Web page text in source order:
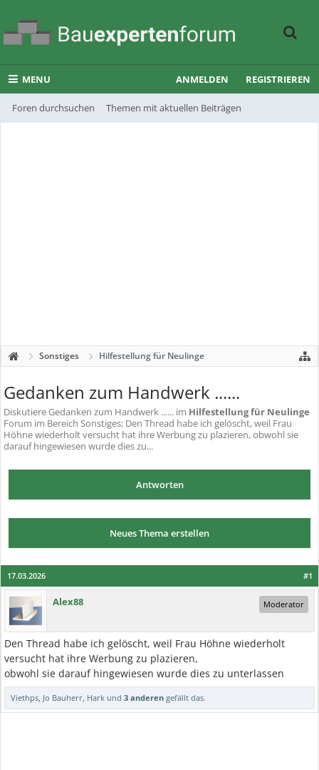
MENU
Foren durchsuchen Themen mit aktuellen Beiträgen
ANMELDEN REGISTRIEREN
Sonstiges Hilfestellung für Neulinge
Gedanken zum Handwerk ......
DiskutiereGedanken zum Handwerk ...... im Hilfestellung für Neulinge
Forum im Bereich Sonstiges; Den Thread habe ich gelöscht, weil Frau
Höhne wiederholt versucht hat ihre Werbung zu plazieren, obwohl sie
darauf hingewiesen wurde dies zu...
Antworten
Neues Thema erstellen
#1
17.03.2026
Alex88 Moderator
Den Thread habe ich gelöscht, weil Frau Höhne wiederholt
versucht hat ihre Werbung zu plazieren,
obwohl sie darauf hingewiesen wurde dies zu unterlassen
Viethps, Jo Bauherr, Hark und 3 anderen gefällt das.